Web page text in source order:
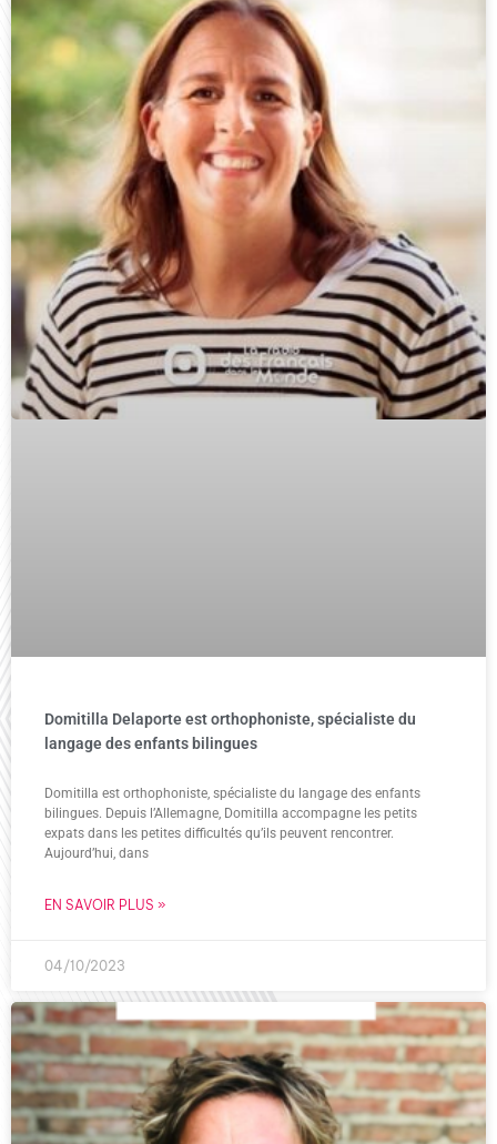
Domitilla Delaporte est orthophoniste, spécialiste du
langage des enfants bilingues
Domitilla est orthophoniste, spécialiste du langage des enfants
bilingues. Depuis l’Allemagne, Domitilla accompagne les petits
expats dans les petites difficultés qu’ils peuvent rencontrer.
Aujourd’hui, dans
EN SAVOIR PLUS »
04/10/2023